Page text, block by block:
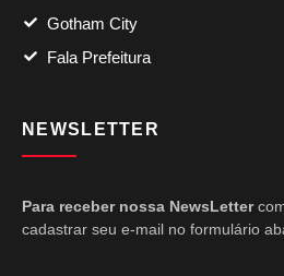
Gotham City
Fala Prefeitura
NEWSLETTER
Para receber nossa NewsLetter
cadastrar seu e-mail no formulário